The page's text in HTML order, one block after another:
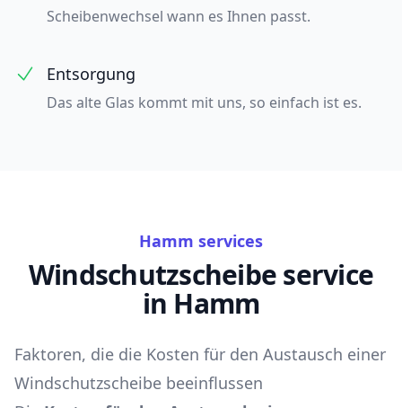
Scheibenwechsel wann es Ihnen passt.
Entsorgung
Das alte Glas kommt mit uns, so einfach ist es.
Hamm services
Windschutzscheibe service
in Hamm
Faktoren, die die Kosten für den Austausch einer
Windschutzscheibe beeinflussen